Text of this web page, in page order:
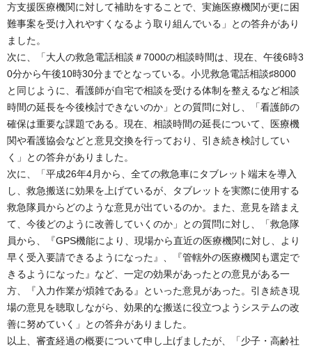
方支援医療機関に対して補助をすることで、実施医療機関が更に困
難事案を受け入れやすくなるよう取り組んでいる」との答弁があり
ました。
次に、「大人の救急電話相談＃7000の相談時間は、現在、午後6時3
0分から午後10時30分までとなっている。小児救急電話相談♯8000
と同じように、看護師が自宅で相談を受ける体制を整えるなど相談
時間の延長を今後検討できないのか」との質問に対し、「看護師の
確保は重要な課題である。現在、相談時間の延長について、医療機
関や看護協会などと意見交換を行っており、引き続き検討してい
く」との答弁がありました。
次に、「平成26年4月から、全ての救急車にタブレット端末を導入
し、救急搬送に効果を上げているが、タブレットを実際に使用する
救急隊員からどのような意見が出ているのか。また、意見を踏まえ
て、今後どのように改善していくのか」との質問に対し、「救急隊
員から、『GPS機能により、現場から直近の医療機関に対し、より
早く受入要請できるようになった』、『管轄外の医療機関も選定で
きるようになった』など、一定の効果があったとの意見がある一
方、『入力作業が煩雑である』といった意見があった。引き続き現
場の意見を聴取しながら、効果的な搬送に役立つようシステムの改
善に努めていく」との答弁がありました。
以上、審査経過の概要について申し上げましたが、「少子・高齢社